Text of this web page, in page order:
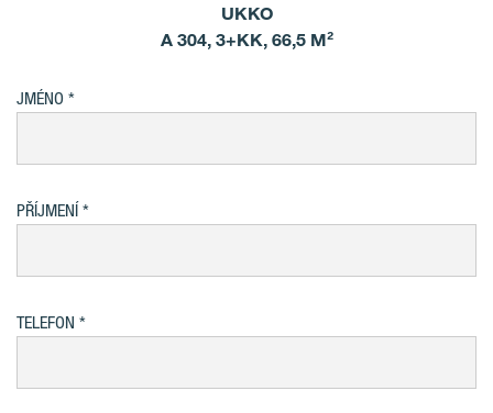
UKKO
A 304, 3+KK, 66,5 M²
JMÉNO
PŘÍJMENÍ
TELEFON